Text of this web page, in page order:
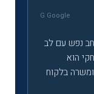
G Google
נפש עם לב
הוא
בלקוח